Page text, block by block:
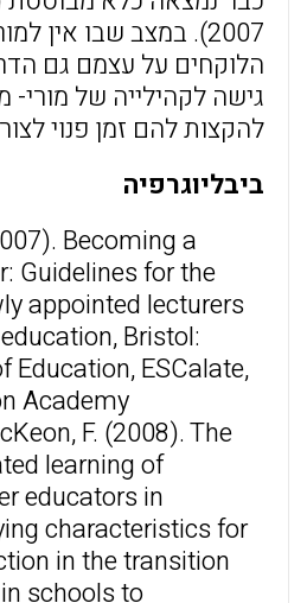
2007). במצב שבו אין
הלוקחים על עצמם גם
גישה לקהילייה של מורי-
להקצות להם זמן פנוי
ביבליוגרפיה
Becoming a
Guidelines for the
appointed lecturers
Bristol:
Education, ESCalate,
Academy.
F. (2008). The
learning of
educators in
characteristics for
in the transition
schools to